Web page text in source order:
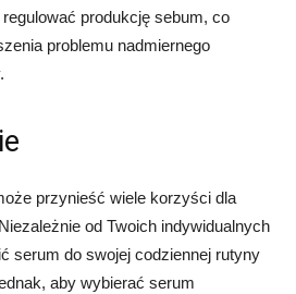
produkcję sebum, co
problemu nadmiernego
przynieść wiele korzyści dla
od Twoich indywidualnych
serum do swojej codziennej rutyny
aby wybierać serum